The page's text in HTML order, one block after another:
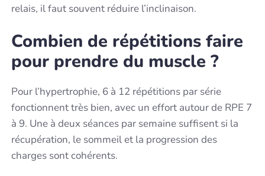
relais, il faut souvent réduire l’inclinaison.
Combien de répétitions faire
pour prendre du muscle ?
Pour l’hypertrophie, 6 à 12 répétitions par série
fonctionnent très bien, avec un effort autour de RPE 7
à 9. Une à deux séances par semaine suffisent si la
récupération, le sommeil et la progression des
charges sont cohérents.